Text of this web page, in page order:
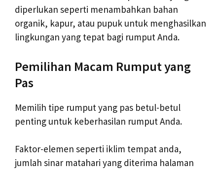
diperlukan seperti menambahkan bahan
organik, kapur, atau pupuk untuk menghasilkan
lingkungan yang tepat bagi rumput Anda.
Pemilihan Macam Rumput yang
Pas
Memilih tipe rumput yang pas betul-betul
penting untuk keberhasilan rumput Anda.
Faktor-elemen seperti iklim tempat anda,
jumlah sinar matahari yang diterima halaman